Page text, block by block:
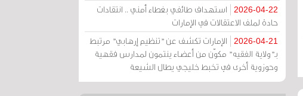
2026-04-22
استهداف طائفي بغطاء أمني .. انتقادات
حادة لملف الاعتقالات في الإمارات
2026-04-21
الإمارات تكشف عن "تنظيم إرهابي" مرتبط
بـ"ولاية الفقيه" مكوّن من أعضاء ينتمون لمدارس فقهية
وحوزوية أخرى في تخبط خليجي يطال الشيعة